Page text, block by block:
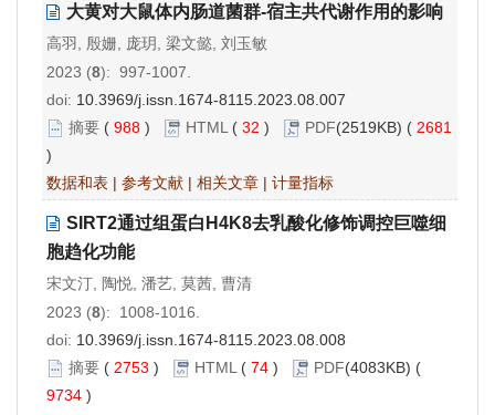
大黄对大鼠体内肠道菌群-宿主共代谢作用的影响
高羽, 殷姗, 庞玥, 梁文懿, 刘玉敏
2023 (8): 997-1007.
doi: 10.3969/j.issn.1674-8115.2023.08.007
摘要 ( 988 ) HTML ( 32 ) PDF(2519KB) ( 2681
)
数据和表 | 参考文献 | 相关文章 | 计量指标
SIRT2通过组蛋白H4K8去乳酸化修饰调控巨噬细
胞趋化功能
宋文汀, 陶悦, 潘艺, 莫茜, 曹清
2023 (8): 1008-1016.
doi: 10.3969/j.issn.1674-8115.2023.08.008
摘要 ( 2753 ) HTML ( 74 ) PDF(4083KB) (
9734 )